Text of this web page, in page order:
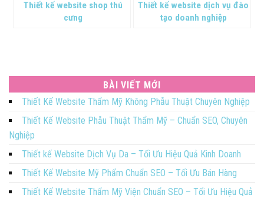
Thiết kế website shop thú
cưng
Thiết kế website dịch vụ đào
tạo doanh nghiệp
BÀI VIẾT MỚI
Thiết Kế Website Thẩm Mỹ Không Phẫu Thuật Chuyên Nghiệp
Thiết Kế Website Phẫu Thuật Thẩm Mỹ – Chuẩn SEO, Chuyên
Nghiệp
Thiết kế Website Dịch Vụ Da – Tối Ưu Hiệu Quả Kinh Doanh
Thiết Kế Website Mỹ Phẩm Chuẩn SEO – Tối Ưu Bán Hàng
Thiết Kế Website Thẩm Mỹ Viện Chuẩn SEO – Tối Ưu Hiệu Quả